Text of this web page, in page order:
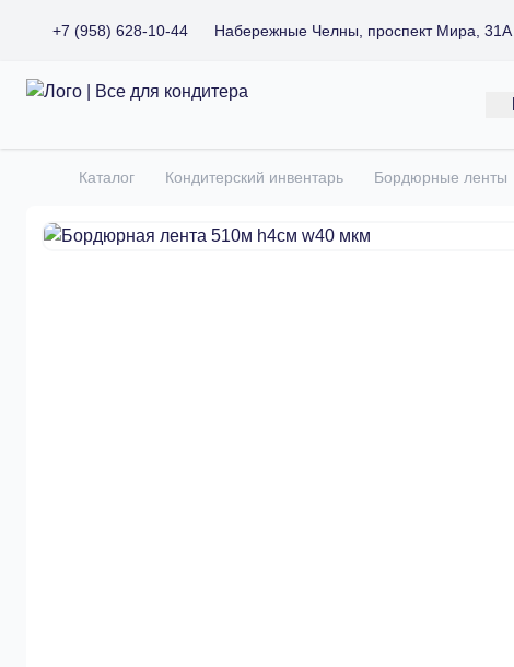
+7 (958) 628-10-44 Набережные Челны, проспект Мира, 31А
Все для кондитера
Главная
Каталог Кондитерский инвентарь Бордюрные ленты